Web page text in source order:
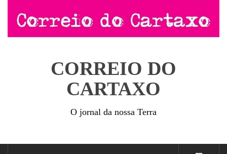
CORREIO DO
CARTAXO
O jornal da nossa Terra